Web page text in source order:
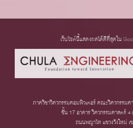
เว็บไซต์นี้แสดงผลได้ดีที่สุดใน
ภาควิชาวิศวกรรมคอมพิวเตอร์ คณะวิศวกรรม
ชั้น 17 อาคาร วิศวกรรมศาสตร์ 4
ถนนพญาไท แขวงวังใหม่